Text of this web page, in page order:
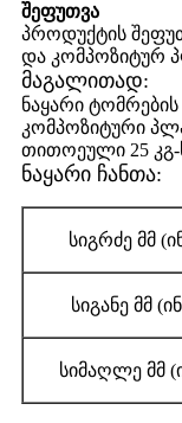
შეფუთვა
პროდუქტის
და კომპოზიტურ
მაგალითად:
ნაყარი ტომრების
კომპოზიტური
თითოეული 25 კგ-
ნაყარი ჩანთა:
სიგრძე მმ
სიგანე მმ
სიმაღლე მმ